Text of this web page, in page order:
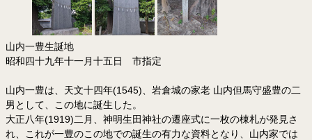
山内一豊生誕地
昭和四十九年十一月十五日 市指定
山内一豊は、天文十四年(1545)、岩倉城の家老 山内但馬守盛豊の二
男として、この地に誕生した。
大正八年(1919)二月、神明生田神社の遷座式に一枚の棟札が発見さ
れ、これが一豊のこの地での誕生の有力な資料となり、山内家では